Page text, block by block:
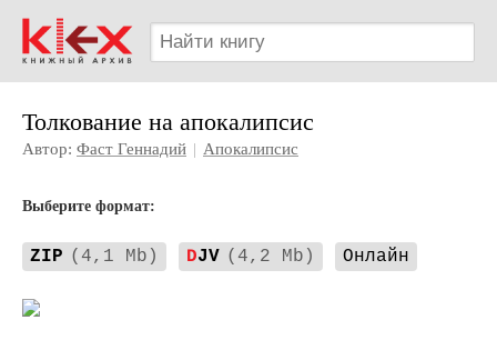
Толкование на апокалипсис
Автор: Фаст Геннадий | Апокалипсис
Выберите формат:
ZIP (4,1 Mb) DJV (4,2 Mb) Онлайн